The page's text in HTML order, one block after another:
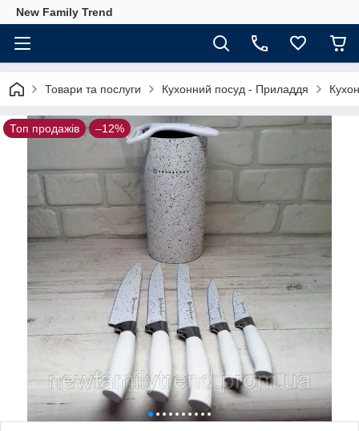
New Family Trend
Товари та послуги Кухонний посуд - Приладдя
Топ продажів –12%